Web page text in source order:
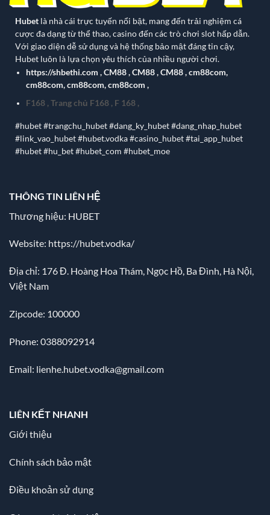
Hubet là nhà cái trực tuyến nổi bật, mang đến trải nghiệm cá
cược đa dạng từ thể thao, casino đến các trò chơi slot hấp dẫn.
Với giao diện dễ sử dụng và hệ thống bảo mật đáng tin cậy,
Hubet luôn là lựa chọn yêu thích của nhiều người chơi.
https://shbethi.com ,CM88,CM88,CM88,cm88com,
cm88com,cm88com,cm88com ,
F168, Trang chủ F168, F 168,
#hubet #trangchu_hubet #dang_ky_hubet #dang_nhap_hubet
#link_vao_hubet #hubet.vodka #casino_hubet #tai_app_hubet
#hubet #hu_bet #hubet_com #hubet_moe
THÔNG TIN LIÊN HỆ
Thương hiệu: HUBET
Website: https://hubet.vodka/
Địa chỉ: 176 Đ. Hoàng Hoa Thám, Ngọc Hồ, Ba Đình, Hà Nội,
Việt Nam
Zipcode: 100000
Phone: 0388092914
Email: lienhe.hubet.vodka@gmail.com
LIÊN KẾT NHANH
Giới thiệu
Chính sách bảo mật
Điều khoản sử dụng